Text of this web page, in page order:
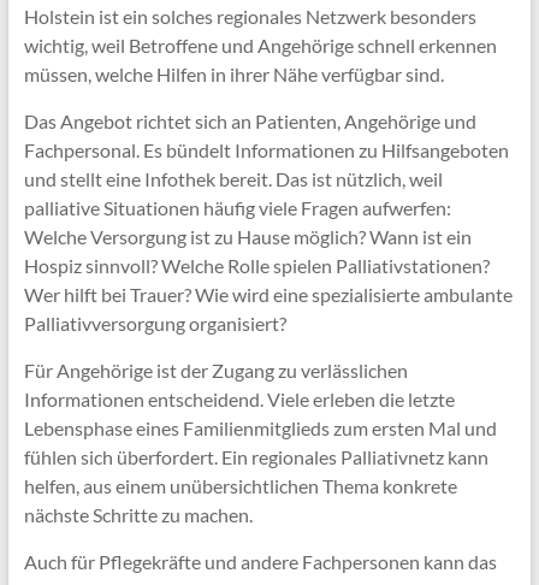
Holstein ist ein solches regionales Netzwerk besonders
wichtig, weil Betroffene und Angehörige schnell erkennen
müssen, welche Hilfen in ihrer Nähe verfügbar sind.
Das Angebot richtet sich an Patienten, Angehörige und
Fachpersonal. Es bündelt Informationen zu Hilfsangeboten
und stellt eine Infothek bereit. Das ist nützlich, weil
palliative Situationen häufig viele Fragen aufwerfen:
Welche Versorgung ist zu Hause möglich? Wann ist ein
Hospiz sinnvoll? Welche Rolle spielen Palliativstationen?
Wer hilft bei Trauer? Wie wird eine spezialisierte ambulante
Palliativversorgung organisiert?
Für Angehörige ist der Zugang zu verlässlichen
Informationen entscheidend. Viele erleben die letzte
Lebensphase eines Familienmitglieds zum ersten Mal und
fühlen sich überfordert. Ein regionales Palliativnetz kann
helfen, aus einem unübersichtlichen Thema konkrete
nächste Schritte zu machen.
Auch für Pflegekräfte und andere Fachpersonen kann das